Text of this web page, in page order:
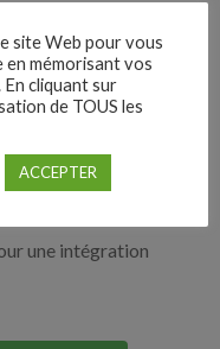
de recherches,
sont nos
une intégration
site Web pour vous
mémorisant vos
cliquant sur
de TOUS les
ACCEPTER